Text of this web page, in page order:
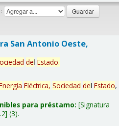
San Antonio Oeste,
del Estado.
Eléctrica, Sociedad del Estado,
para préstamo: Signatura
(3).